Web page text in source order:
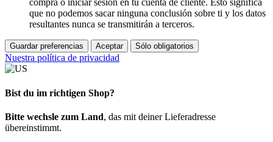
compra o iniciar sesión en tu cuenta de cliente. Esto significa
que no podemos sacar ninguna conclusión sobre ti y los datos
resultantes nunca se transmitirán a terceros.
Guardar preferencias Aceptar Sólo obligatorios
Nuestra política de privacidad
Bist du im richtigen Shop?
Bitte wechsle zum Land, das mit deiner Lieferadresse
übereinstimmt.